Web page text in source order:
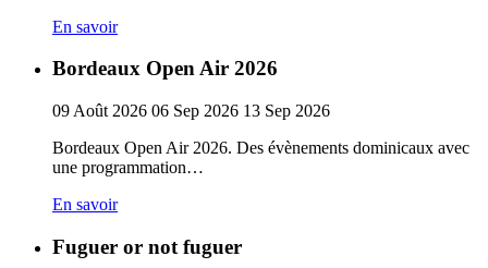
En savoir
Bordeaux Open Air 2026
09 Août 2026 06 Sep 2026 13 Sep 2026
Bordeaux Open Air 2026. Des évènements dominicaux avec
une programmation…
En savoir
Fuguer or not fuguer